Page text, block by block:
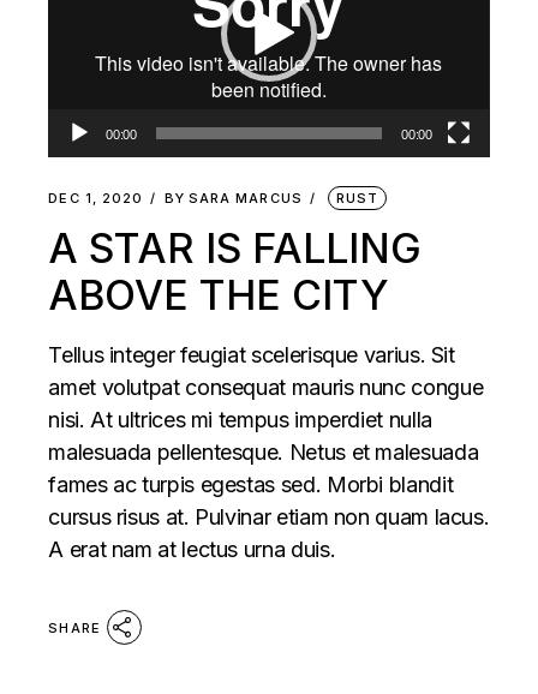
00:00 00:00
DEC 1, 2020 BY SARA MARCUS RUST
A STAR IS FALLING
ABOVE THE CITY
Tellus integer feugiat scelerisque varius. Sit
amet volutpat consequat mauris nunc congue
nisi. At ultrices mi tempus imperdiet nulla
malesuada pellentesque. Netus et malesuada
fames ac turpis egestas sed. Morbi blandit
cursus risus at. Pulvinar etiam non quam lacus.
A erat nam at lectus urna duis.
SHARE